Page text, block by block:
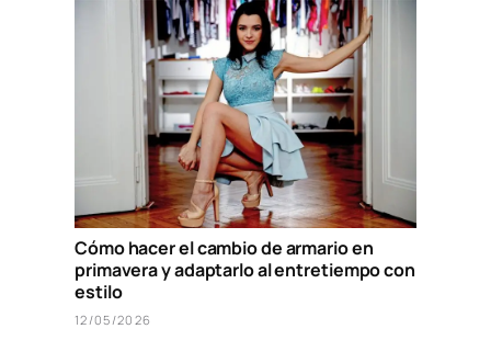
Cómo hacer el cambio de armario en
primavera y adaptarlo al entretiempo con
estilo
12/05/2026